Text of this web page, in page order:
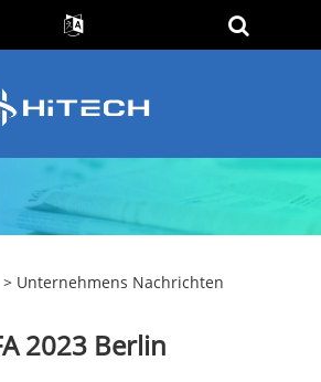
> Unternehmens Nachrichten
2023 Berlin